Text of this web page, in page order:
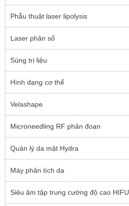
Phẫu thuật laser lipolysis
Laser phân số
Súng trị liệu
Hình dạng cơ thể
Velashape
Microneedling RF phân đoạn
Quản lý da mặt Hydra
Máy phân tích da
Siêu âm tập trung cường độ cao HIFU